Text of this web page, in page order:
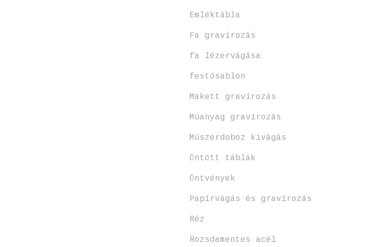
Emléktábla
Fa gravírozás
fa lézervágása
festősablon
Makett gravírozás
Műanyag gravírozás
Műszerdoboz kivágás
Öntött táblák
Öntvények
Papírvágás és gravírozás
Réz
Rozsdamentes acél